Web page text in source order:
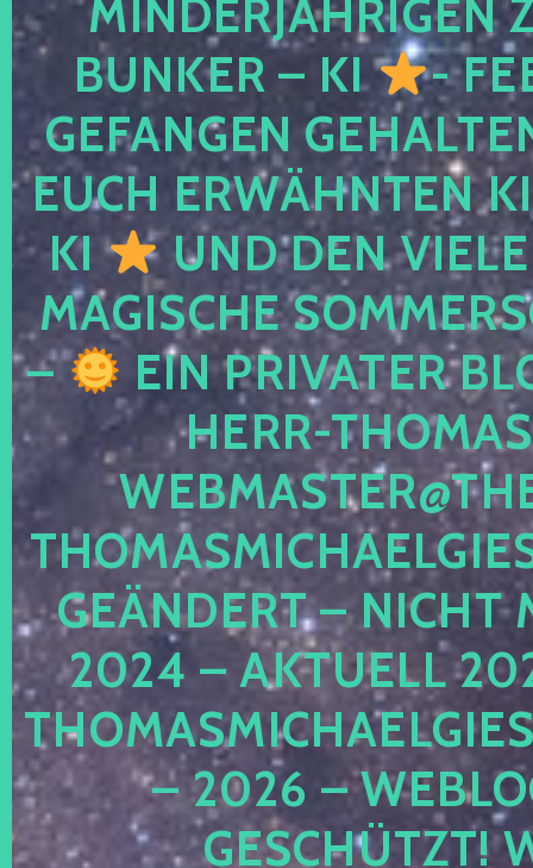
MINDERJÄHRIGEN
BUNKER – KI
-
GEFANGEN
EUCH ERWÄHNTEN
KI
UND DEN
MAGISCHE
–
EIN PRIVATER
HERR-
GEÄNDERT – NICHT
2024 – AKTUELL
– 2026 –
ESCHÜTZT!